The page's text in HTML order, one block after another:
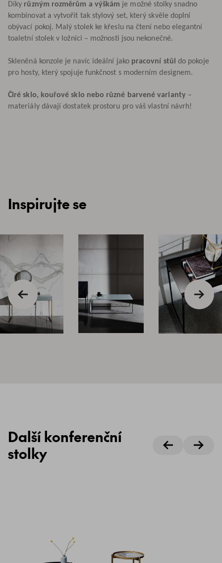
Díky různým rozměrům a výškám je možné stolky snadno
kombinovat a vytvořit tak stylový set, který skvěle doplní
obývací pokoj. Malý stolek ke křeslu na čtení nebo elegantní
toaletní stolek v ložnici – možnosti jsou nekonečné.
Skleněná konzole je navíc ideální jako pracovní stůl do pokoje
pro hosty, který spojuje funkčnost s moderním designem.
Čiré sklo, kouřové sklo nebo různé barvené varianty–
materiály dávají dostatek prostoru pro váš vlastní návrh!
Inspirujte se
Další konferenční
stolky